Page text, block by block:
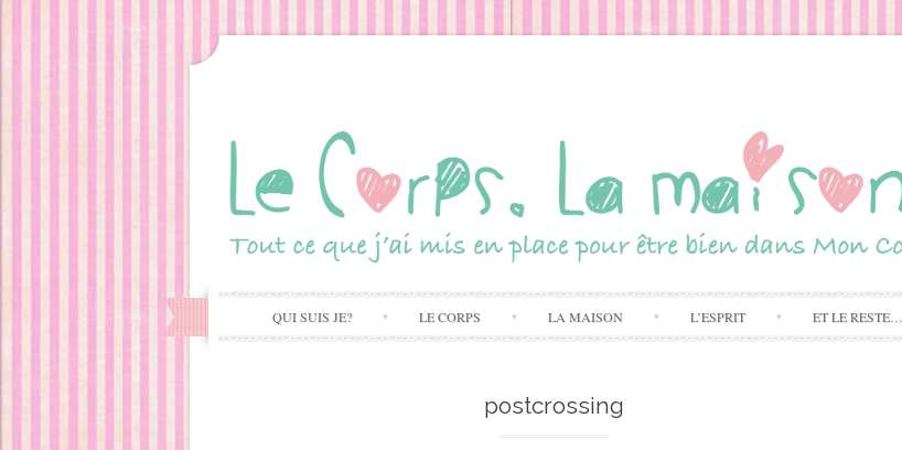
QUI SUIS JE? LE CORPS LA MAISON L’ESPRIT ET LE RESTE…
postcrossing